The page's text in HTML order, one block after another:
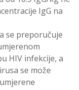
IgG na
se preporučuje
HIV infekcije, a
se može